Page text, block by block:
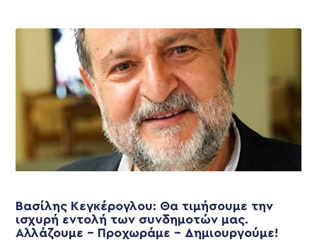
Βασίλης Κεγκέρογλου: Θα τιμήσουμε την
ισχυρή εντολή των συνδημοτών μας.
Αλλάζουμε – Προχωράμε – Δημιουργούμε!